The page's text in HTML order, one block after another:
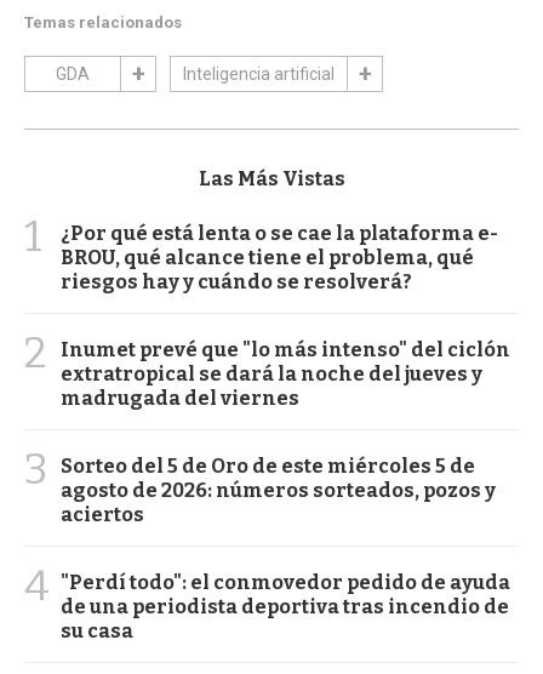
Temas relacionados
GDA Inteligencia artificial
Las Más Vistas
1
¿Por qué está lenta o se cae la plataforma e-
BROU, qué alcance tiene el problema, qué
riesgos hay y cuándo se resolverá?
2
Inumet prevé que "lo más intenso" del ciclón
extratropical se dará la noche del jueves y
madrugada del viernes
3
Sorteo del 5 de Oro de este miércoles 5 de
agosto de 2026: números sorteados, pozos y
aciertos
4 "Perdí todo": el conmovedor pedido de ayuda
de una periodista deportiva tras incendio de
su casa